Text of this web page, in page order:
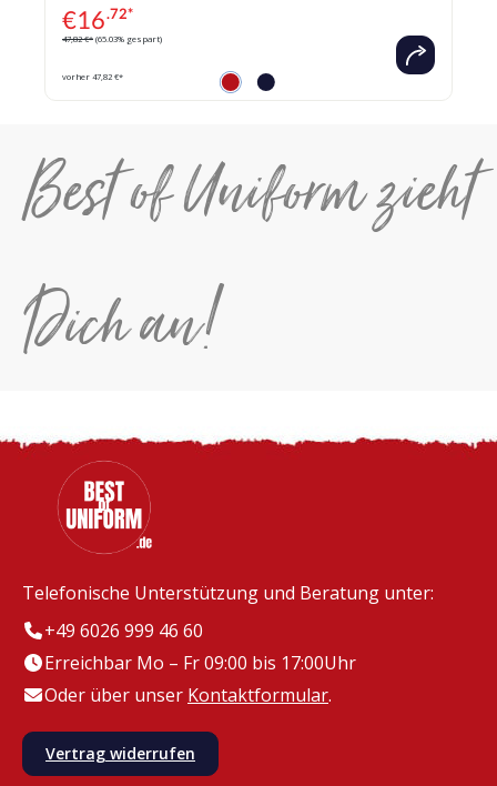
€16.72*
47,82 €* (65.03% gespart)
vorher 47,82 €*
Best of Uniform zieht
Dich an!
Telefonische Unterstützung und Beratung unter:
+49 6026 999 46 60
Erreichbar Mo – Fr 09:00 bis 17:00Uhr
Oder über unser Kontaktformular.
Vertrag widerrufen